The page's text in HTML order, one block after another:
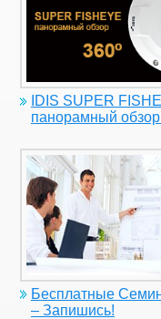
IDIS SUPER
панорамный обзор
Бесплатные
– Запишись!